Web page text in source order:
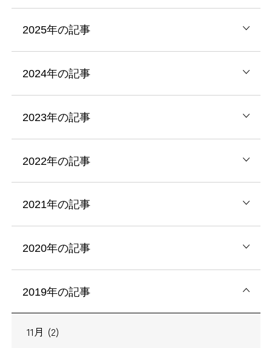
2025年の記事
2024年の記事
2023年の記事
2022年の記事
2021年の記事
2020年の記事
2019年の記事
11月 (2)